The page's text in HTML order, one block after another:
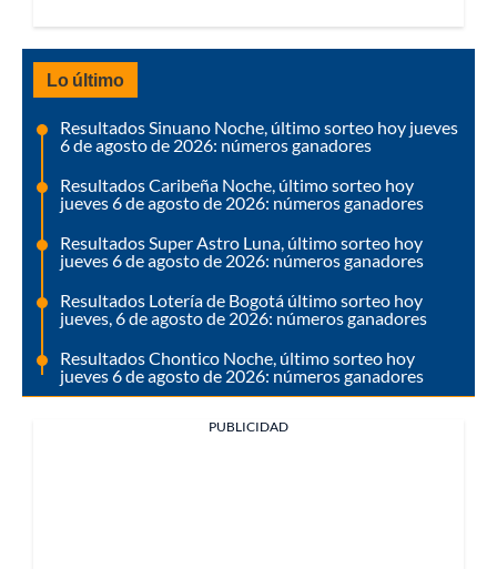
Lo último
Resultados Sinuano Noche, último sorteo hoy jueves
6 de agosto de 2026: números ganadores
Resultados Caribeña Noche, último sorteo hoy
jueves 6 de agosto de 2026: números ganadores
Resultados Super Astro Luna, último sorteo hoy
jueves 6 de agosto de 2026: números ganadores
Resultados Lotería de Bogotá último sorteo hoy
jueves, 6 de agosto de 2026: números ganadores
Resultados Chontico Noche, último sorteo hoy
jueves 6 de agosto de 2026: números ganadores
PUBLICIDAD